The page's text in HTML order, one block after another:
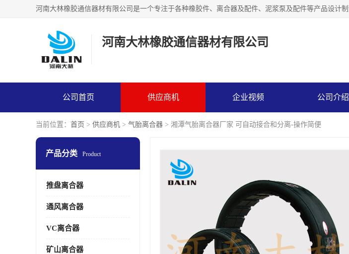
河南大林橡胶通信器材有限公司
公司首页 供应商机 企业视频 公司介绍
当前位置： 首页 > 供应商机 > 气胎离合器 > 湘潭气胎离合器厂家 可自动接合和分离-操作简便
产品分类 Product
推盘离合器
通风离合器
VC离合器
矿山离合器